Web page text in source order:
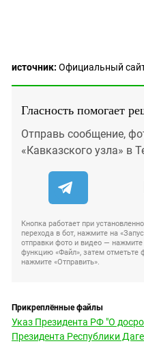
источник: Официальный
Гласность помогает
Отправь сообщение,
«Кавказского узла» в
Кнопка работает при
перехода в бот, нажмите на
отправки фото и видео —
функцию «Файл», затем отметьте
нажмите «Отправить».
Прикреплённые файлы
Указ Президента РФ "О
Президента Республики